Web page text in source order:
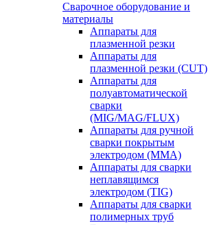
Сварочное оборудование и
материалы
Аппараты для
плазменной резки
Аппараты для
плазменной резки (CUT)
Аппараты для
полуавтоматической
сварки
(MIG/MAG/FLUX)
Аппараты для ручной
сварки покрытым
электродом (MMA)
Аппараты для сварки
неплавящимся
электродом (TIG)
Аппараты для сварки
полимерных труб